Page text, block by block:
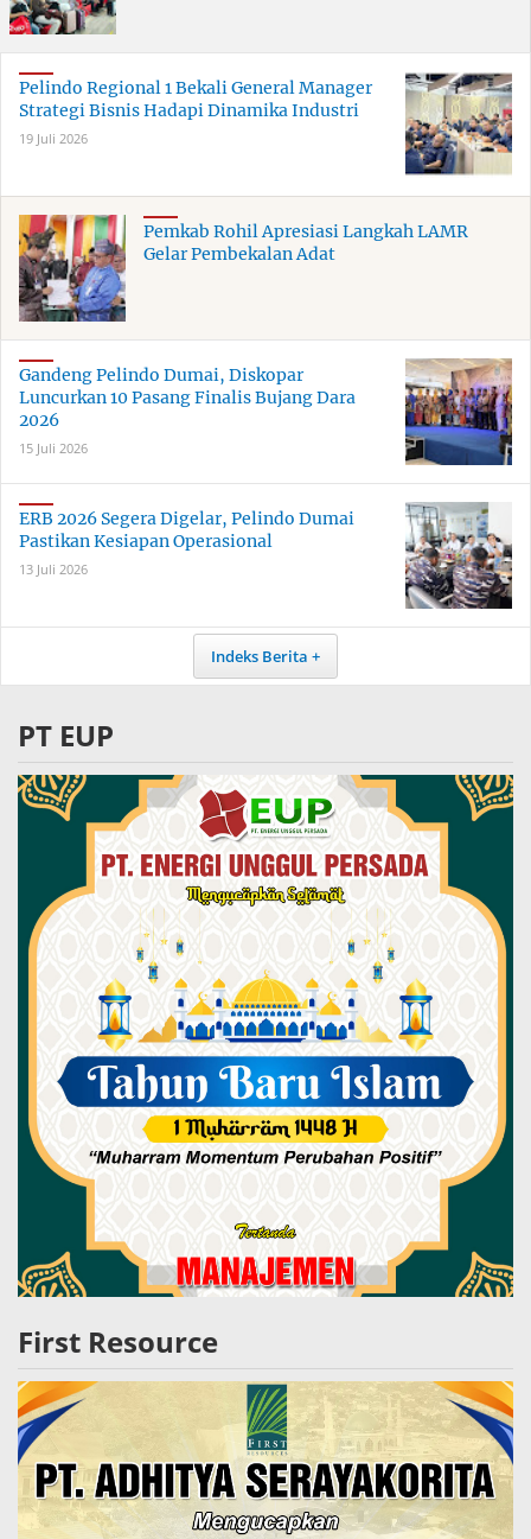
Pelindo Regional 1 Bekali General Manager
Strategi Bisnis Hadapi Dinamika Industri
19 Juli 2026
Pemkab Rohil Apresiasi Langkah LAMR
Gelar Pembekalan Adat
Gandeng Pelindo Dumai, Diskopar
Luncurkan 10 Pasang Finalis Bujang Dara
2026
15 Juli 2026
ERB 2026 Segera Digelar, Pelindo Dumai
Pastikan Kesiapan Operasional
13 Juli 2026
Indeks Berita
PT EUP
First Resource